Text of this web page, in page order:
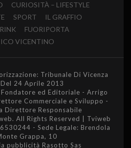
CURIOSITÀ – LIFESTYLE
SPORT
IL GRAFFIO
FUORIPORTA
VICENTINO
Tribunale Di Vicenza
24 Aprile 2013
ed Editoriale - Arrigo
Commerciale e Sviluppo -
Direttore Responsabile
All Rights Reserved | Tviweb
- Sede Legale: Brendola
Grappa, 10
pubblicità Rasotto Sas